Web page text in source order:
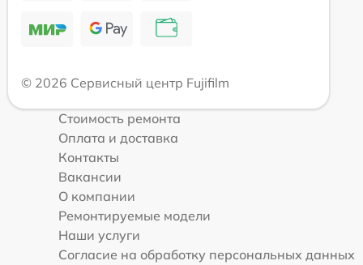
© 2026 Сервисный центр Fujifilm
Стоимость ремонта
Оплата и доставка
Контакты
Вакансии
О компании
Ремонтируемые модели
Наши услуги
Согласие на обработку персональных данных